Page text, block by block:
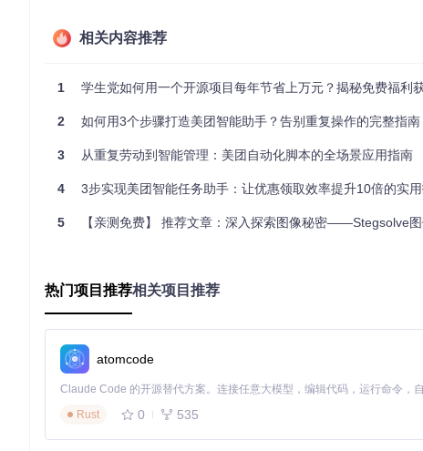
能力项
优惠获取率
约40%（依赖记忆力） 98%（精准捕捉）
安全防护体系
优秀的自动化工具就像一辆配备多重安全系统的汽车，不仅能高
行为模拟技术：模仿真实用户操作节奏，避免机械性点击
三、实施指南：三步搭建你的专属优惠系统
优惠自动化系统的工作原理可以简单理解为"眼睛-大脑-手臂"的协作
数据采集模块（眼睛）
：监控平台活动页面，捕捉优惠信息
决策引擎（大脑） ：分析活动价值，判断是否参与及参与方式
相关内容推荐
1 学生党如何用一个开源项目每年节省上万元？揭秘免费福利
2 如何用3个步骤打造美团智能助手？告别重复操作的完整指南
3 从重复劳动到智能管理：美团自动化脚本的全场景应用指南
4 3步实现美团智能任务助手：让优惠领取效率提升10倍的实
5 【亲测免费】 推荐文章：深入探索图像秘密——Stegsolve图像隐
热门项目推荐相关项目推荐
atomcode
Rust
0 535